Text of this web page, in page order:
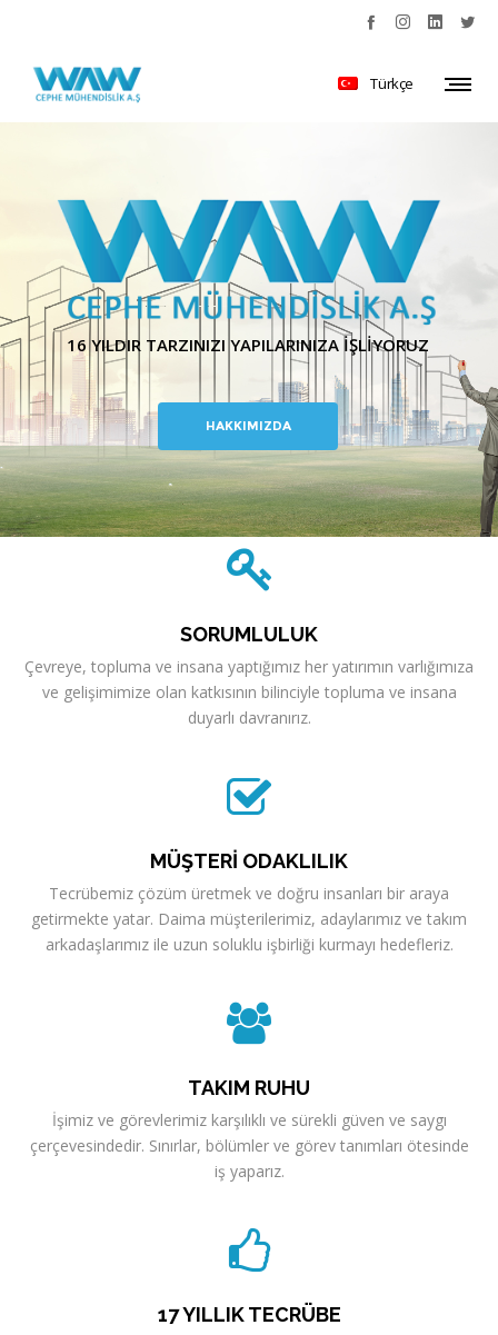
Türkçe
16 YILDIR TARZINIZI YAPILARINIZA İŞLİYORUZ
HAKKIMIZDA
SORUMLULUK
Çevreye, topluma ve insana yaptığımız her yatırımın varlığımıza
ve gelişimimize olan katkısının bilinciyle topluma ve insana
duyarlı davranırız.
MÜŞTERİ ODAKLILIK
Tecrübemiz çözüm üretmek ve doğru insanları bir araya
getirmekte yatar. Daima müşterilerimiz, adaylarımız ve takım
arkadaşlarımız ile uzun soluklu işbirliği kurmayı hedefleriz.
TAKIM RUHU
İşimiz ve görevlerimiz karşılıklı ve sürekli güven ve saygı
çerçevesindedir. Sınırlar, bölümler ve görev tanımları ötesinde
iş yaparız.
17 YILLIK TECRÜBE